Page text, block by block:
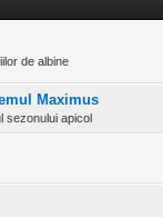
de albine
Maximus
sezonului apicol